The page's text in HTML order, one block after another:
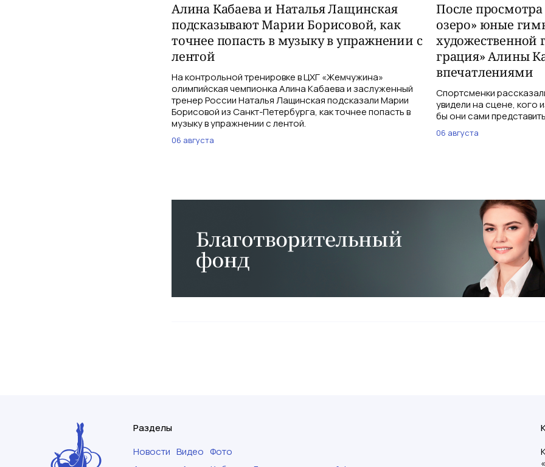
Алина Кабаева и Наталья Лащинская
подсказывают Марии Борисовой, как
точнее попасть в музыку в упражнении с
лентой
На контрольной тренировке в ЦХГ «Жемчужина»
олимпийская чемпионка Алина Кабаева и заслуженный
тренер России Наталья Лащинская подсказали Марии
Борисовой из Санкт-Петербурга, как точнее попасть в
музыку в упражнении с лентой.
06 августа
После просмотра
озеро» юные
художественной
грация» Алины
впечатлениями
Спортсменки
увидели на сцене, кого
бы они сами
06 августа
Разделы
Новости Видео Фото